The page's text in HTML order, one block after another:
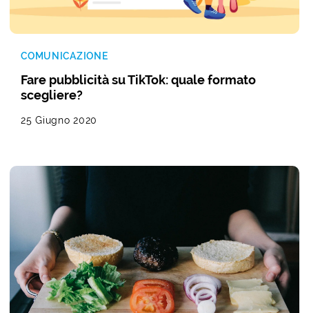
COMUNICAZIONE
Fare pubblicità su TikTok: quale formato
scegliere?
25 Giugno 2020